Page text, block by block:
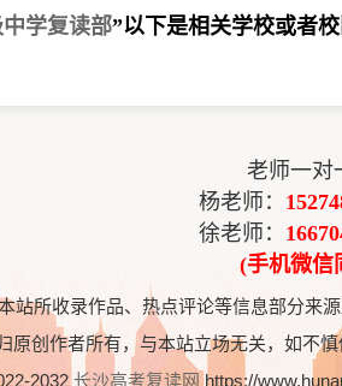
学复读部”以下是相关学校或者
老师一对
杨老师：
徐老师：
(手机微信
站所收录作品、热点评论等信息部分来
原创作者所有，与本站立场无关，如不
2032 长沙高考复读网 https://